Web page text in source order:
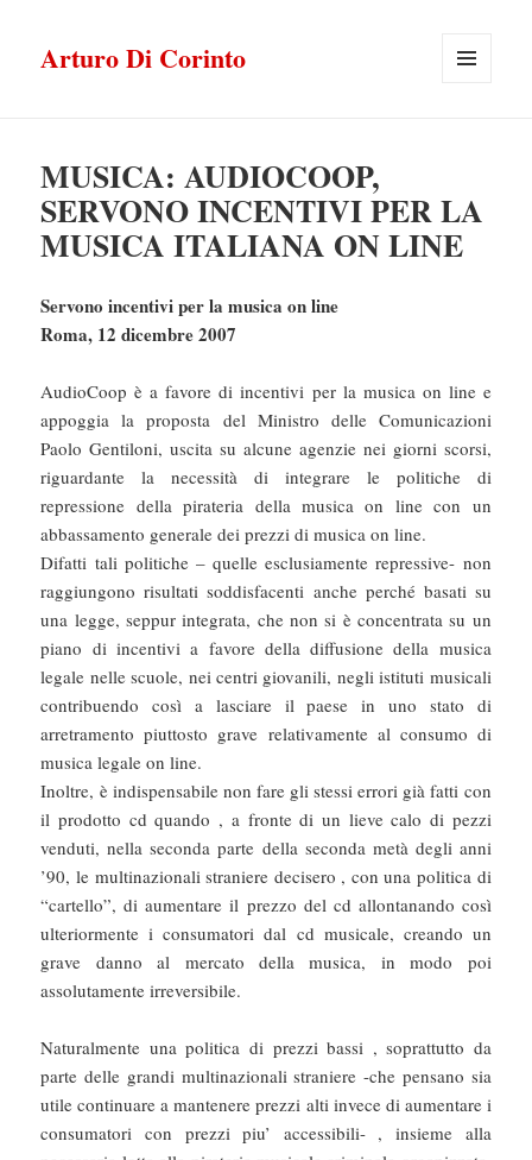
Arturo Di Corinto
MUSICA: AUDIOCOOP,
SERVONO INCENTIVI PER LA
MUSICA ITALIANA ON LINE
Servono incentivi per la musica on line
Roma, 12 dicembre 2007
AudioCoop è a favore di incentivi per la musica on line e
appoggia la proposta del Ministro delle Comunicazioni
Paolo Gentiloni, uscita su alcune agenzie nei giorni scorsi,
riguardante la necessità di integrare le politiche di
repressione della pirateria della musica on line con un
abbassamento generale dei prezzi di musica on line.
Difatti tali politiche – quelle esclusiamente repressive- non
raggiungono risultati soddisfacenti anche perché basati su
una legge, seppur integrata, che non si è concentrata su un
piano di incentivi a favore della diffusione della musica
legale nelle scuole, nei centri giovanili, negli istituti musicali
contribuendo così a lasciare il paese in uno stato di
arretramento piuttosto grave relativamente al consumo di
musica legale on line.
Inoltre, è indispensabile non fare gli stessi errori già fatti con
il prodotto cd quando , a fronte di un lieve calo di pezzi
venduti, nella seconda parte della seconda metà degli anni
’90, le multinazionali straniere decisero , con una politica di
“cartello”, di aumentare il prezzo del cd allontanando così
ulteriormente i consumatori dal cd musicale, creando un
grave danno al mercato della musica, in modo poi
assolutamente irreversibile.
Naturalmente una politica di prezzi bassi , soprattutto da
parte delle grandi multinazionali straniere -che pensano sia
utile continuare a mantenere prezzi alti invece di aumentare i
consumatori con prezzi piu’ accessibili- , insieme alla